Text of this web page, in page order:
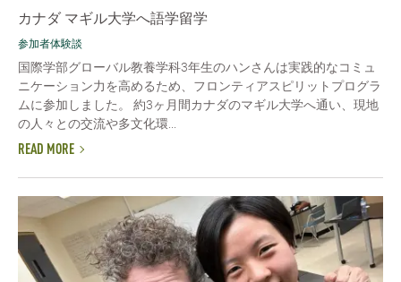
カナダ マギル大学へ語学留学
参加者体験談
国際学部グローバル教養学科3年生のハンさんは実践的なコミュ
ニケーション力を高めるため、フロンティアスピリットプログラ
ムに参加しました。 約3ヶ月間カナダのマギル大学へ通い、現地
の人々との交流や多文化環...
READ MORE